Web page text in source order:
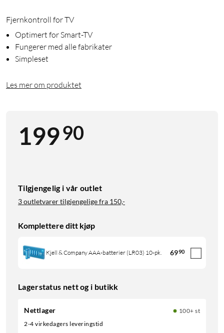
Fjernkontroll for TV
Optimert for Smart-TV
Fungerer med alle fabrikater
Simpleset
Les mer om produktet
19990
Tilgjengelig i vår outlet
3 outletvarer tilgjengelige fra 150,-
Komplettere ditt kjøp
Kjell & Company AAA-batterier (LR03) 10-pk. 6990
Lagerstatus nett og i butikk
Nettlager
100+ st
2-4 virkedagers leveringstid